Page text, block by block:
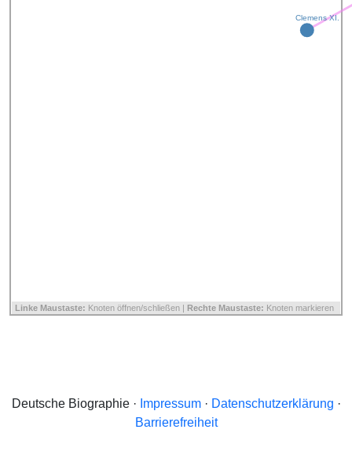
Clemens XI.
Linke Maustaste: Knoten öffnen/schließen | Rechte Maustaste: Knoten markieren
Deutsche Biographie · Impressum· Datenschutzerklärung ·
Barrierefreiheit